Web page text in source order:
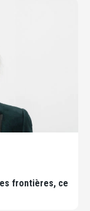
frontières, ce